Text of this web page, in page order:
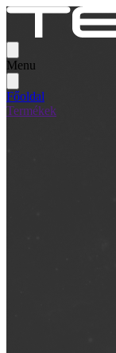
Menu
Főoldal
Termékek